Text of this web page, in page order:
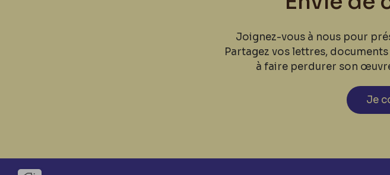
Joignez-vous à nous pour
Partagez vos lettres,
à faire perdurer son
Je